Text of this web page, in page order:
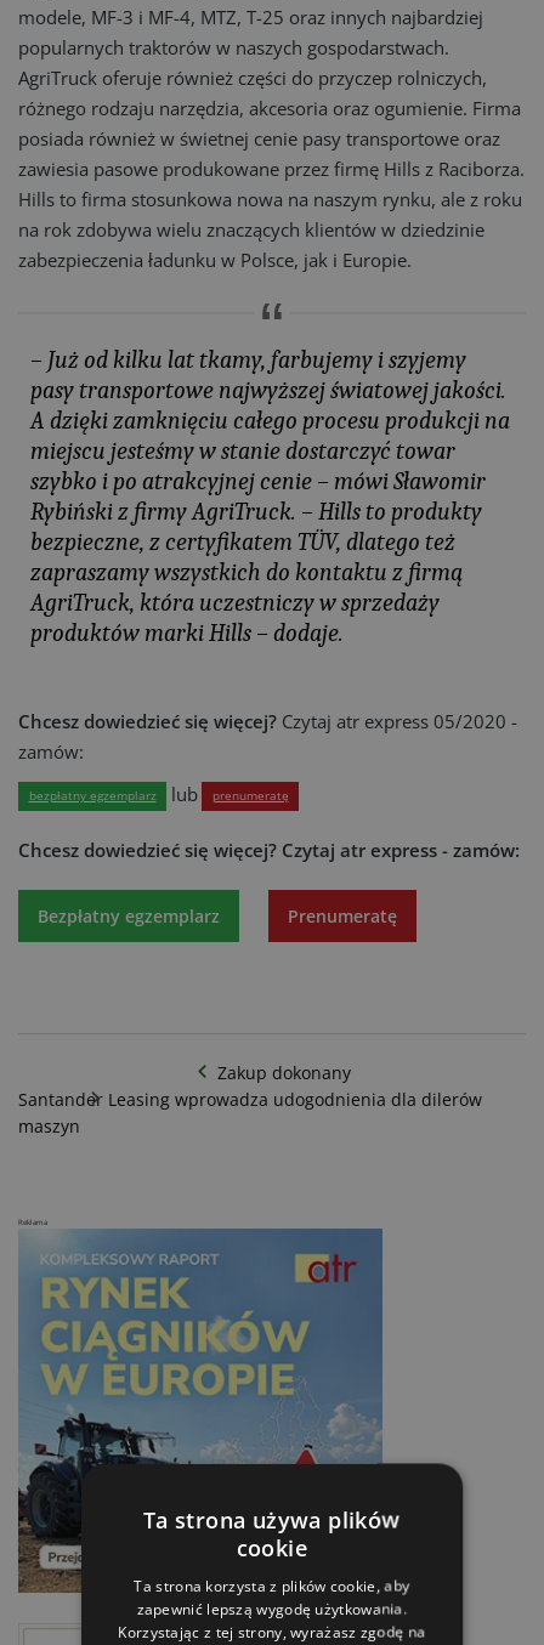
modele, MF-3 i MF-4, MTZ, T-25 oraz innych najbardziej
popularnych traktorów w naszych gospodarstwach.
AgriTruck oferuje również części do przyczep rolniczych,
różnego rodzaju narzędzia, akcesoria oraz ogumienie. Firma
posiada również w świetnej cenie pasy transportowe oraz
zawiesia pasowe produkowane przez firmę Hills z Raciborza.
Hills to firma stosunkowa nowa na naszym rynku, ale z roku
na rok zdobywa wielu znaczących klientów w dziedzinie
zabezpieczenia ładunku w Polsce, jak i Europie.
– Już od kilku lat tkamy, farbujemy i szyjemy
pasy transportowe najwyższej światowej jakości.
A dzięki zamknięciu całego procesu produkcji na
miejscu jesteśmy w stanie dostarczyć towar
szybko i po atrakcyjnej cenie – mówi Sławomir
Rybiński z firmy AgriTruck. – Hills to produkty
bezpieczne, z certyfikatem TÜV, dlatego też
zapraszamy wszystkich do kontaktu z firmą
AgriTruck, która uczestniczy w sprzedaży
produktów marki Hills – dodaje.
Chcesz dowiedzieć się więcej? Czytaj atr express 05/2020 -
zamów:
bezpłatny egzemplarz lub prenumeratę
Chcesz dowiedzieć się więcej? Czytaj atr express - zamów:
Bezpłatny egzemplarz Prenumeratę
Zakup dokonany
Santander Leasing wprowadza udogodnienia dla dilerów
maszyn
Reklama
Ta strona używa plików
cookie
Ta strona korzysta z plików cookie, aby
zapewnić lepszą wygodę użytkowania.
Korzystając z tej strony, wyrażasz zgodę na